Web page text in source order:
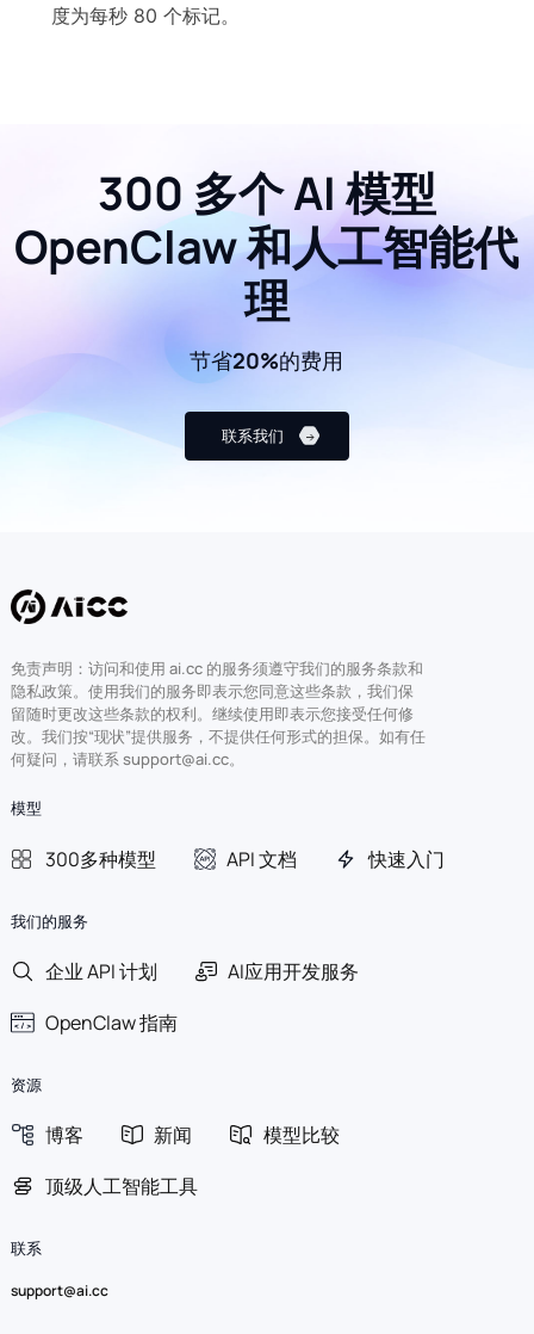
度为每秒 80 个标记。
300 多个 AI 模型
OpenClaw 和人工智能代
理
节省20%的费用
联系我们
免责声明：访问和使用 ai.cc 的服务须遵守我们的服务条款和
隐私政策。使用我们的服务即表示您同意这些条款，我们保
留随时更改这些条款的权利。继续使用即表示您接受任何修
改。我们按“现状”提供服务，不提供任何形式的担保。如有任
何疑问，请联系 support@ai.cc。
模型
300多种模型 API 文档 快速入门
我们的服务
企业 API 计划
AI应用开发服务
OpenClaw 指南
资源
博客 新闻
模型比较
顶级人工智能工具
联系
support@ai.cc